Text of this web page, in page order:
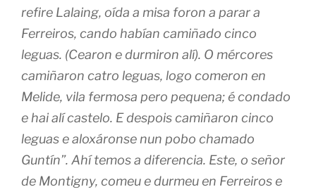
refire Lalaing, oída a misa foron a parar a
Ferreiros, cando habían camiñado cinco
leguas. (Cearon e durmiron alí). O mércores
camiñaron catro leguas, logo comeron en
Melide, vila fermosa pero pequena; é condado
e hai alí castelo. E despois camiñaron cinco
leguas e aloxáronse nun pobo chamado
Guntín”. Ahí temos a diferencia. Este, o señor
de Montigny, comeu e durmeu en Ferreiros e